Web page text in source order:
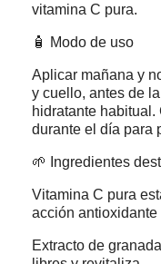
vitamina C pura.
🧴 Modo de uso
Aplicar mañana y
y cuello, antes de
hidratante
durante el día para
🌱 Ingredientes
Vitamina C pura
acción
Extracto de